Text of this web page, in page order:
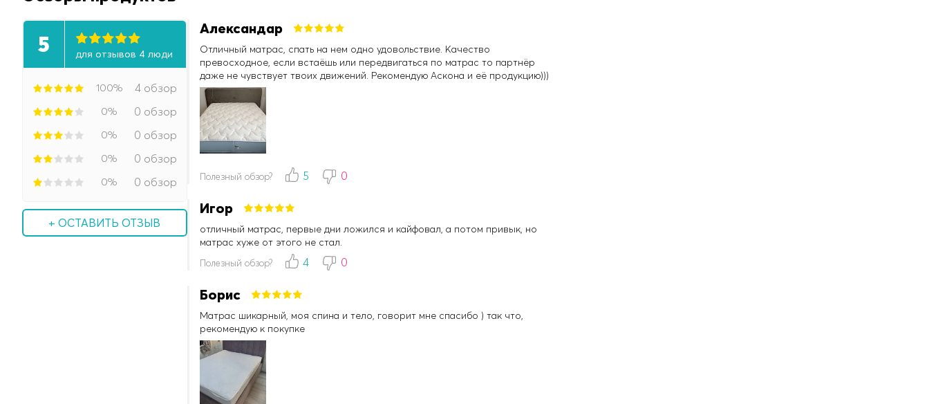
5 для отзывов 4 люди
100% 4 обзор
0% 0 обзор
0% 0 обзор
0% 0 обзор
0% 0 обзор
+ ОСТАВИТЬ ОТЗЫВ
Александар
Отличный матрас, спать на нем одно удовольствие. Качество
превосходное, если встаёшь или передвигаться по матрас то партнёр
даже не чувствует твоих движений. Рекомендую Аскона и её продукцию)))
Полезный обзор? 5 0
Игор
отличный матрас, первые дни ложился и кайфовал, а потом привык, но
матрас хуже от этого не стал.
Полезный обзор? 4 0
Борис
Матрас шикарный, моя спина и тело, говорит мне спасибо ) так что,
рекомендую к покупке